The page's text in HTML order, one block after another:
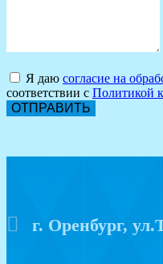
Я даю согласие на
соответствии с Политикой
ОТПРАВИТЬ
г. Оренбург,